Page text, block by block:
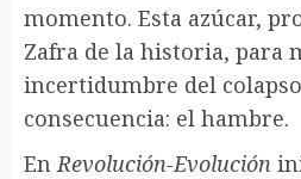
momento. Esta azúcar,
Zafra de la historia, para
incertidumbre del
consecuencia: el hambre.
EnRevolución-Evolución